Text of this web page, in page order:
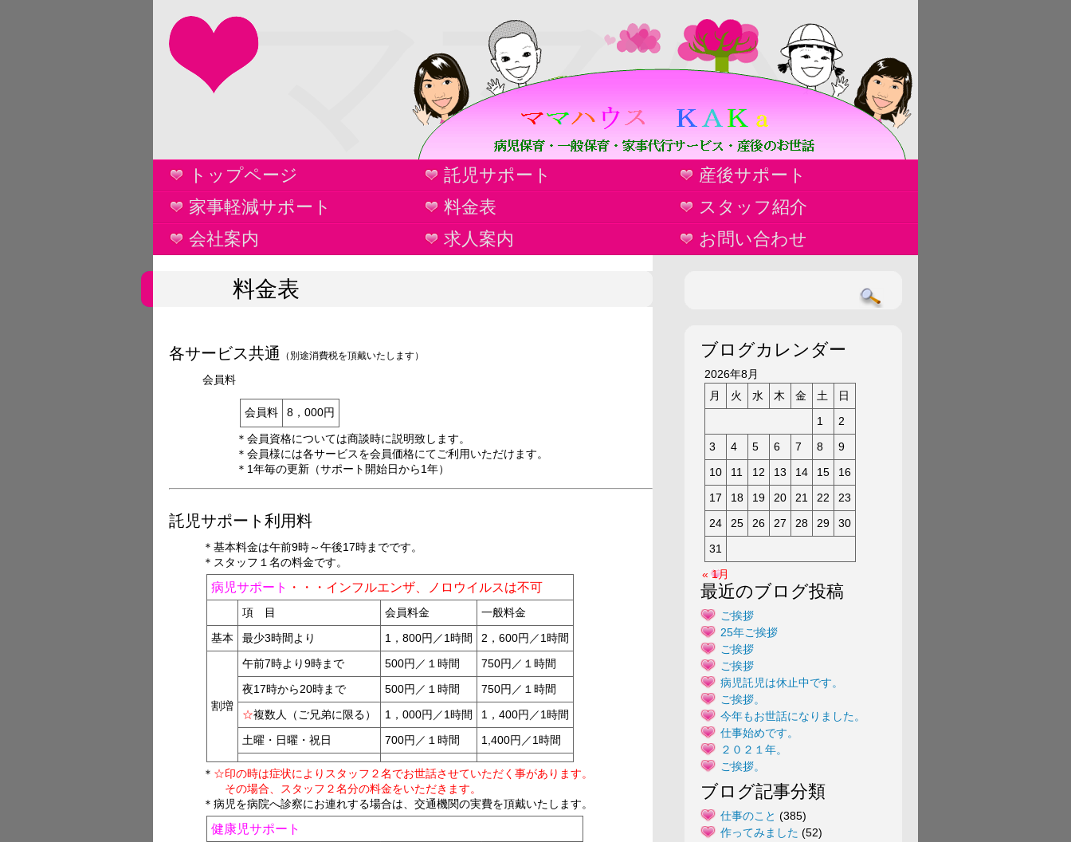
ママハ
ウス
KAKa
トップページ 託児サポート
産後サポート
家事軽減サポート
料金表
スタッフ紹介
会社案内
求人案内 お問い合わせ
料金表
各サービス共通 （別途消費税を頂戴いたします）
会員料
会員料 8，000円
＊会員資格については商談時に説明致します。
＊会員様には各サービスを会員価格にてご利用いただけます。
＊1年毎の更新（サポート開始日から1年）
託児サポート利用料
＊基本料金は午前9時～午後17時までです。
＊スタッフ１名の料金です。
病児サポート ・・・インフルエンザ、ノロウイルスは不可
項 目 会員料金
一般料金
基本
最少3時間より 1，800円／1時間 2，600円／1時間
割増
午前7時より9時まで 500円／１時間
750円／１時間
夜17時から20時まで
500円／１時間
750円／１時間
☆複数人（ご兄弟に限る） 1，000円／1時間
1，400円／1時間
土曜・日曜・祝日
700円／１時間 1,400円／1時間
＊ ☆印の時は症状によりスタッフ２名でお世話させていただく事があります。
その場合、スタッフ２名分の料金をいただきます。
＊病児を病院へ診察にお連れする場合は、交通機関の実費を頂戴いたします。
健康児サポート
ブログカレンダー
2026年8月
月
火 水 木 金 土
日
1
2
3
4 5 6 7 8
9
10
11 12 13 14 15
16
17
18 19 20 21 22
23
24
25 26 27 28 29
30
31
« 1月
最近のブログ投稿
ご挨拶
25年ご挨拶
ご挨拶
ご挨拶
病児託児は休止中です。
ご挨拶。
今年もお世話になりました。
仕事始めです。
２０２１年。
ご挨拶。
ブログ記事分類
仕事のこと (385)
作ってみました (52)